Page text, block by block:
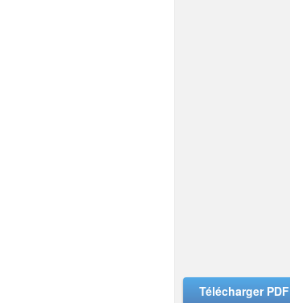
Télécharger PDF